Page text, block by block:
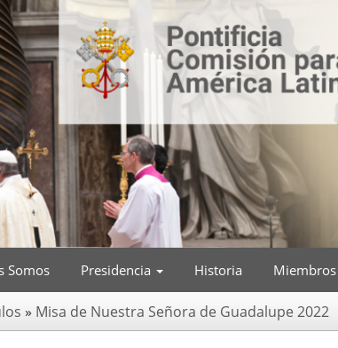
Somos Presidencia Historia Miembros
» Misa de Nuestra Señora de Guadalupe 2022